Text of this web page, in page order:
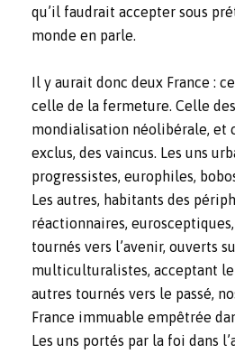
qu’il faudrait accepter sous
monde en parle.
Il y aurait donc deux France :
celle de la fermeture. Celle
mondialisation néolibérale, et
exclus, des vaincus. Les uns
progressistes, europhiles,
Les autres, habitants des
réactionnaires,
tournés vers l’avenir, ouverts
multiculturalistes, acceptant le
autres tournés vers le passé,
France immuable empêtrée
Les uns portés par la foi dans